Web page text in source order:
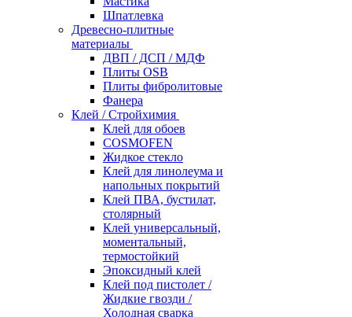
Шпатлевка
Древесно-плитные
материалы
ДВП / ДСП / МДФ
Плиты OSB
Плиты фибролитовые
Фанера
Клей / Стройхимия
Клей для обоев
COSMOFEN
Жидкое стекло
Клей для линолеума и
напольных покрытий
Клей ПВА, бустилат,
столярный
Клей универсальный,
моментальный,
термостойкий
Эпоксидный клей
Клей под пистолет /
Жидкие гвозди /
Холодная сварка